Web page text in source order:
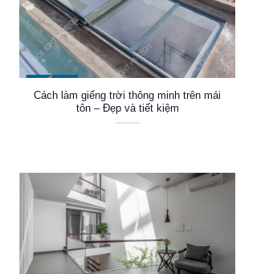
Cách làm giếng trời thông minh trên mái
tôn – Đẹp và tiết kiệm